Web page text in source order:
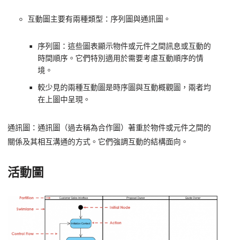
互動圖主要有兩種類型：序列圖與通訊圖。
序列圖：這些圖表顯示物件或元件之間訊息或互動的
時間順序。它們特別適用於需要考慮互動順序的情
境。
較少見的兩種互動圖是時序圖與互動概觀圖，兩者均
在上圖中呈現。
通訊圖：通訊圖（過去稱為合作圖）著重於物件或元件之間的
關係及其相互溝通的方式。它們強調互動的結構面向。
活動圖